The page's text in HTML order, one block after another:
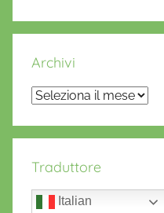
Archivi
Archivi
Traduttore
Italian